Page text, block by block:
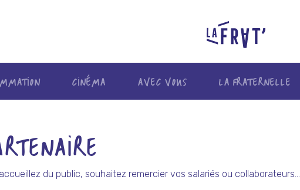
CINÉMA AVEC VOUS LA FRATERNELLE
du public, souhaitez remercier vos salariés ou collaborateurs...